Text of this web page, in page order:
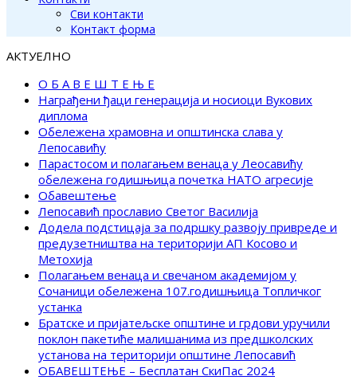
Сви контакти
Контакт форма
АКТУЕЛНО
О Б А В Е Ш Т Е Њ Е
Награђени ђаци генерација и носиоци Вукових
диплома
Обележена храмовна и општинска слава у
Лепосавићу
Парастосом и полагањем венаца у Леосавићу
обележена годишњица почетка НАТО агресије
Обавештење
Лепосавић прославио Светог Василија
Додела подстицаја за подршку развоју привреде и
предузетништва на територији АП Косово и
Метохија
Полагањем венаца и свечаном академијом у
Сочаници обележена 107.годишњица Топличког
устанка
Братске и пријатељске општине и грдови уручили
поклон пакетиће малишанима из предшколских
установа на територији општине Лепосавић
ОБАВЕШТЕЊЕ – Бесплатан СкиПас 2024